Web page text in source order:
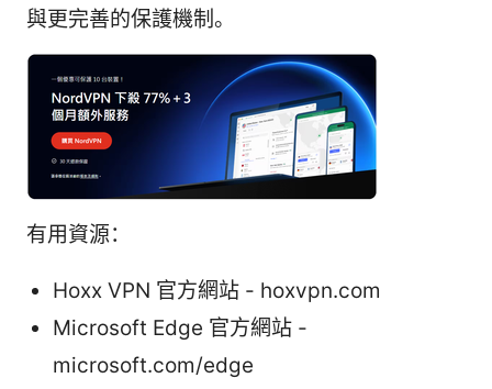
與更完善的保護機制。
有用資源：
Hoxx VPN 官方網站 - hoxvpn.com
Microsoft Edge 官方網站 -
microsoft.com/edge